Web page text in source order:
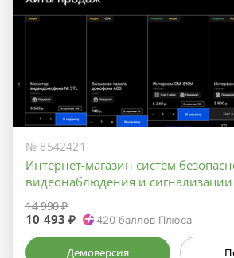
№ 8542421
Интернет-магазин систем
видеонаблюдения и сигнализации
14 990 ₽
10 493 ₽ 420баллов Плюса
Демоверсия